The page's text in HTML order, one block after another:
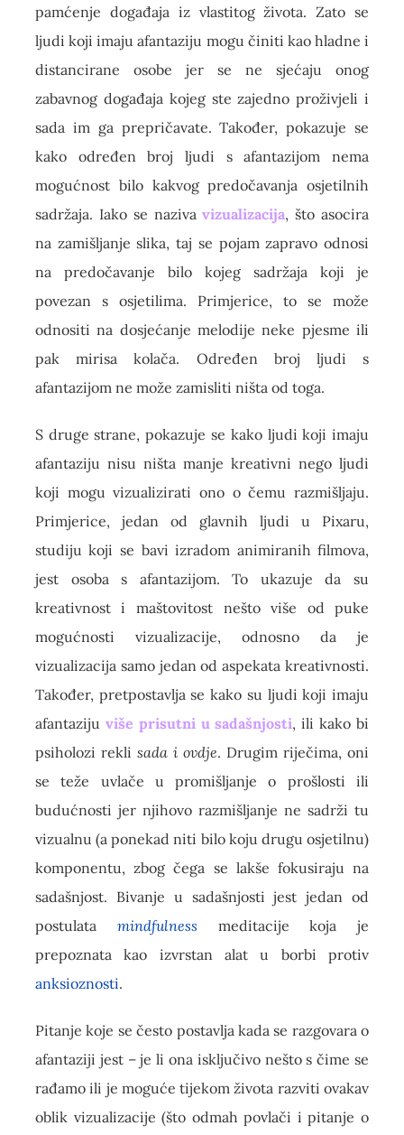
pamćenje događaja iz vlastitog života. Zato se
ljudi koji imaju afantaziju mogu činiti kao hladne i
distancirane osobe jer se ne sjećaju onog
zabavnog događaja kojeg ste zajedno proživjeli i
sada im ga prepričavate. Također, pokazuje se
kako određen broj ljudi s afantazijom nema
mogućnost bilo kakvog predočavanja osjetilnih
sadržaja. Iako se nazivavizualizacija, što asocira
na zamišljanje slika, taj se pojam zapravo odnosi
na predočavanje bilo kojeg sadržaja koji je
povezan s osjetilima. Primjerice, to se može
odnositi na dosjećanje melodije neke pjesme ili
pak mirisa kolača. Određen broj ljudi s
afantazijom ne može zamisliti ništa od toga.
S druge strane, pokazuje se kako ljudi koji imaju
afantaziju nisu ništa manje kreativni nego ljudi
koji mogu vizualizirati ono o čemu razmišljaju.
Primjerice, jedan od glavnih ljudi u Pixaru,
studiju koji se bavi izradom animiranih filmova,
jest osoba s afantazijom. To ukazuje da su
kreativnost i maštovitost nešto više od puke
mogućnosti vizualizacije, odnosno da je
vizualizacija samo jedan od aspekata kreativnosti.
Također, pretpostavlja se kako su ljudi koji imaju
afantaziju više prisutni u sadašnjosti, ili kako bi
psiholozi rekli sada i ovdje. Drugim riječima, oni
se teže uvlače u promišljanje o prošlosti ili
budućnosti jer njihovo razmišljanje ne sadrži tu
vizualnu (a ponekad niti bilo koju drugu osjetilnu)
komponentu, zbog čega se lakše fokusiraju na
sadašnjost. Bivanje u sadašnjosti jest jedan od
postulata mindfulness meditacije koja je
prepoznata kao izvrstan alat u borbi protiv
anksioznosti.
Pitanje koje se često postavlja kada se razgovara o
afantaziji jest – je li ona isključivo nešto s čime se
rađamo ili je moguće tijekom života razviti ovakav
oblik vizualizacije (što odmah povlači i pitanje o